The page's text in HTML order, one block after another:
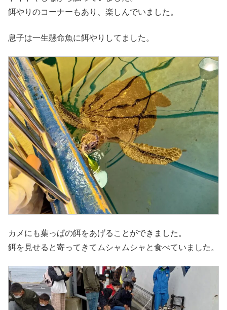
餌やりのコーナーもあり、楽しんでいました。
息子は一生懸命魚に餌やりしてました。
カメにも葉っぱの餌をあげることができました。
餌を見せると寄ってきてムシャムシャと食べていました。